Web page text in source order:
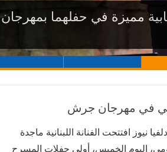
جرش الـ 40في جرش الـ40
مميزة في حفلهما بمهرجان
لمهرجان جرش .. والجمهور يُعيد
خليجية بحضور جماهيري كبير
في مهرجان جرش
نيوز افتتحت الفنانة اللبنانية ماجدة
اليوم الخميس، أولى حفلات المسرح